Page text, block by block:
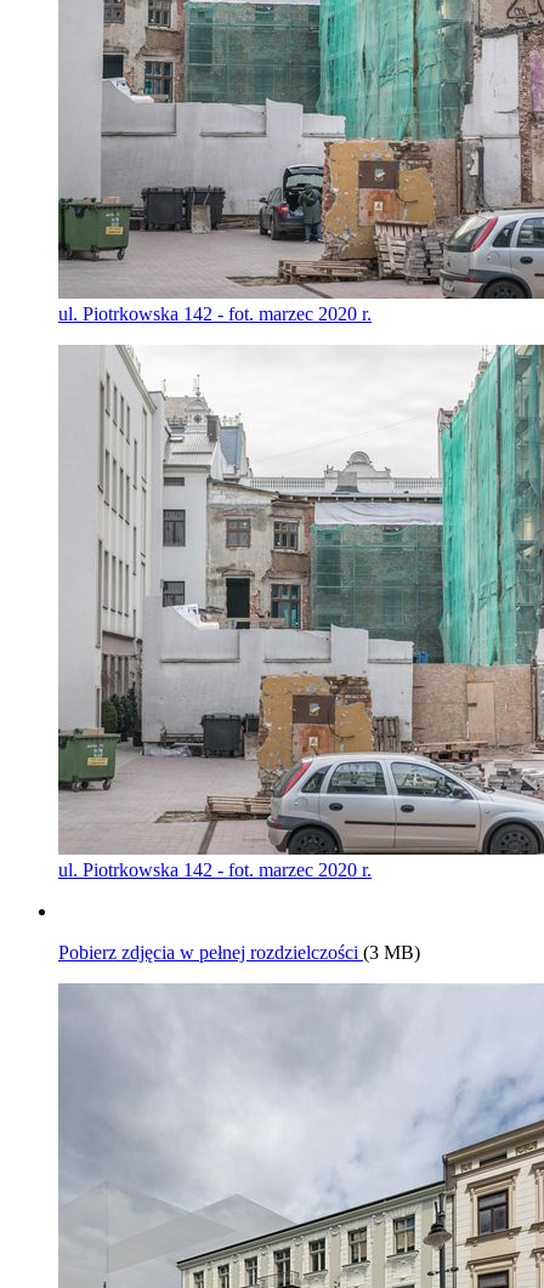
ul. Piotrkowska 142 - fot. marzec 2020 r.
ul. Piotrkowska 142 - fot. marzec 2020 r.
Pobierz zdjęcia w pełnej rozdzielczości (3 MB)